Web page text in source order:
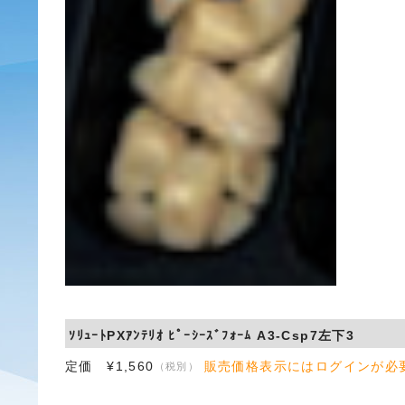
ｿﾘｭｰﾄPXｱﾝﾃﾘｵ ﾋﾟｰｼｰｽﾞﾌｫｰﾑ A3-Csp7左下3
定価 ¥1,560 （税別） 販売価格表示にはログインが必